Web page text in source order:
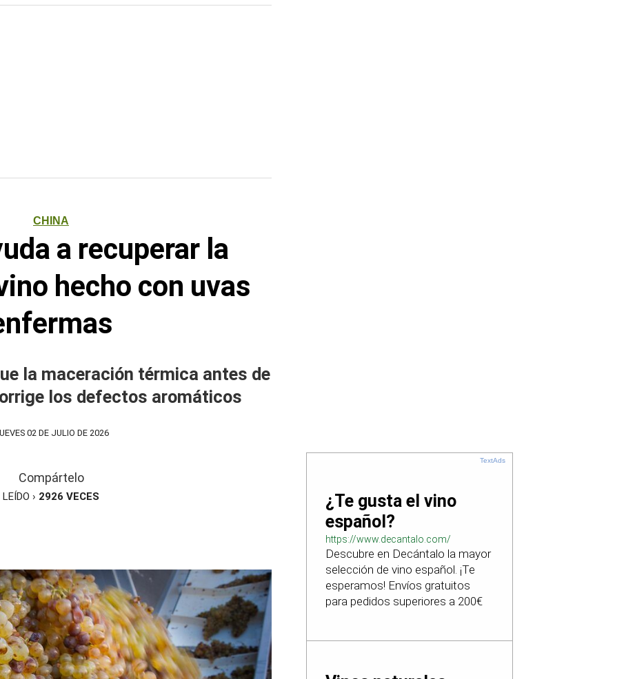
CHINA
a recuperar la
hecho con uvas
la maceración térmica antes de
los defectos aromáticos
02 DE JULIO DE 2026
Compártelo
LEÍDO › 2926 VECES
TextAds
¿Te gusta el vino
español?
https://www.decantalo.com/
Descubre en Decántalo la mayor
selección de vino español. ¡Te
esperamos! Envíos gratuitos
para pedidos superiores a 200€